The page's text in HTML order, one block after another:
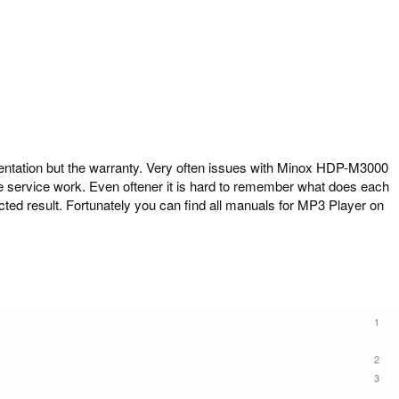
but the warranty. Very often issues with Minox HDP-M3000
work. Even oftener it is hard to remember what does each
result. Fortunately you can find all manuals for MP3 Player on
1
2
3